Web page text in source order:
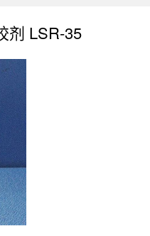
剂 LSR-35